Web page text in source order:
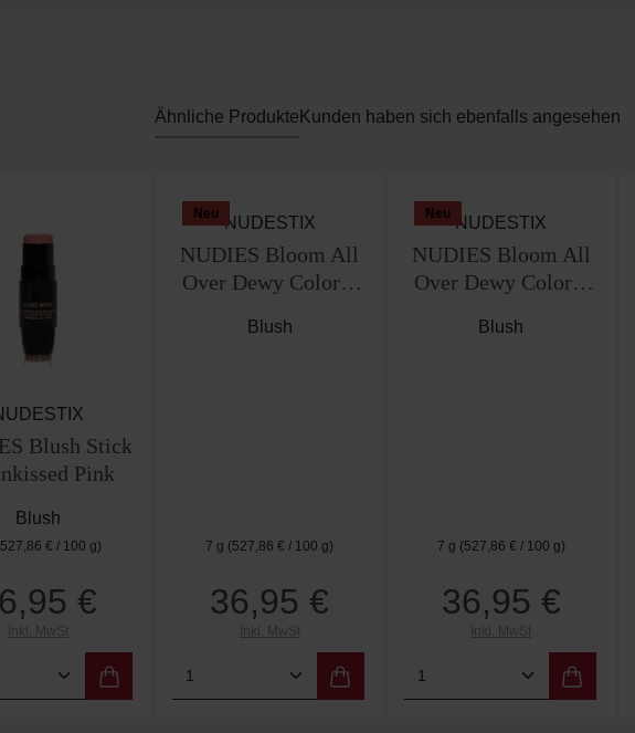
Ähnliche Produkte Kunden haben sich ebenfalls angesehen
gewünschten Wert ein oder benutze die
Blush Stick
Pink
Blush
€ / 100 g)
Regulärer Preis:
€
Inkl. MwSt
Anzahl: Gib den gewünschten Wert ein oder
Neu
7 g (527,86 € / 100 g)
Regulärer Preis:
36,95 €
Inkl. MwSt
Produkt Anzahl: Gib den
Neu
7 g (527,86 € / 100 g)
Regulärer Preis:
36,95 €
Inkl. MwSt
Produkt Anzahl: